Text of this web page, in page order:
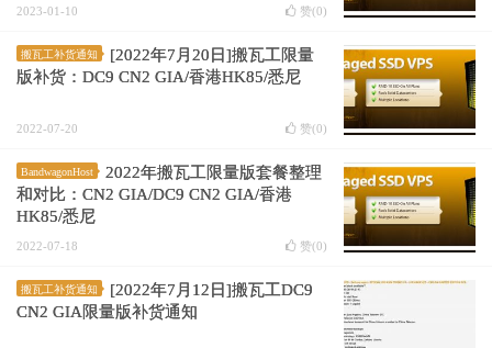
2023-01-10 赞(0)
搬瓦工补货通知
[2022年7月20日]搬瓦工限量
版补货：DC9 CN2 GIA/香港HK85/悉尼
2022-07-20 赞(0)
BandwagonHost
2022年搬瓦工限量版套餐整理
和对比：CN2 GIA/DC9 CN2 GIA/香港
HK85/悉尼
2022-07-18 赞(0)
搬瓦工补货通知
[2022年7月12日]搬瓦工DC9
CN2 GIA限量版补货通知